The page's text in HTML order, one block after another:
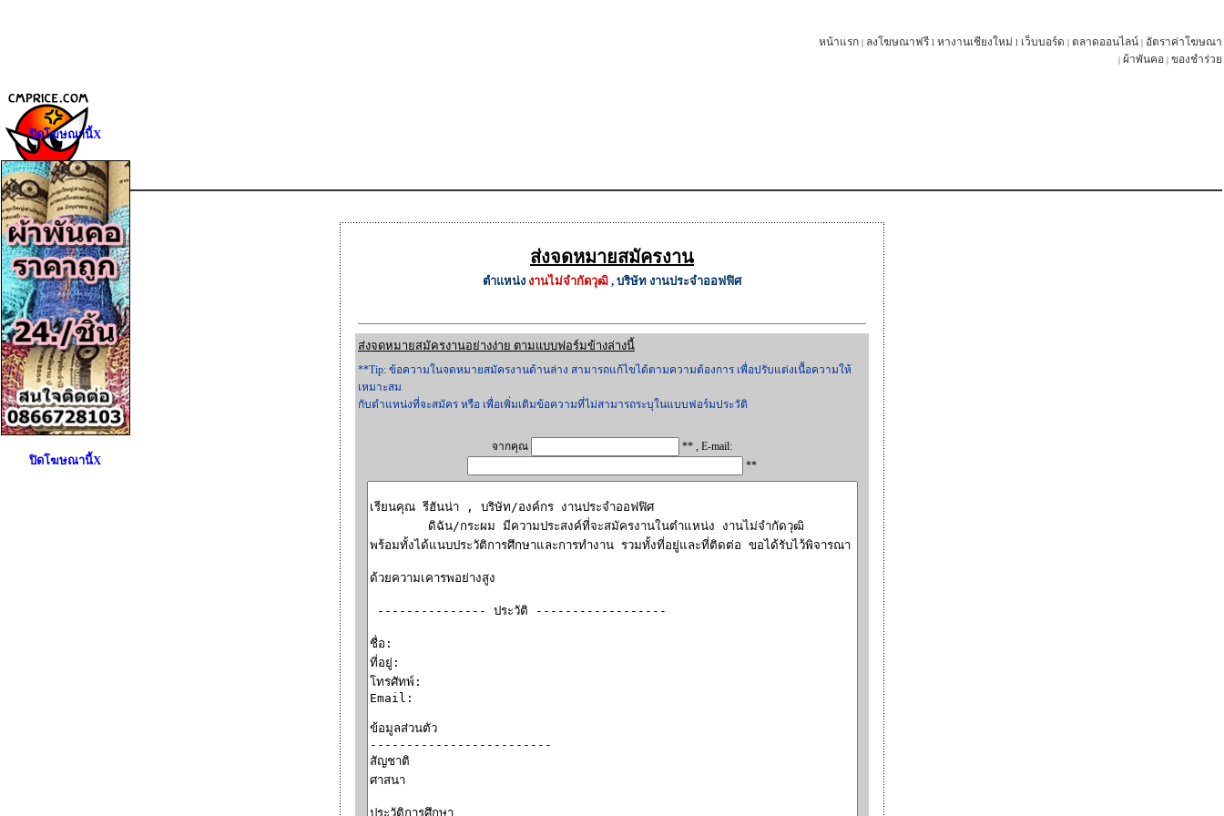
หน้าแรก | ลงโฆษณาฟรี l หางานเชียงใหม่ l เว็บบอร์ด | ตลาดออนไลน์ | อัตราค่าโฆษณา
| ผ้าพันคอ | ของชำร่วย
ส่งจดหมายสมัครงาน
ตำแหน่ง งานไม่จำกัดวุฒิ , บริษัท งานประจำออฟฟิศ
ส่งจดหมายสมัครงานอย่างง่าย ตามแบบฟอร์มข้างล่างนี้
**Tip: ข้อความในจดหมายสมัครงานด้านล่าง สามารถแก้ไขได้ตามความต้องการ เพื่อปรับแต่งเนื้อความให้
เหมาะสม
กับตำแหน่งที่จะสมัคร หรือ เพื่อเพิ่มเติมข้อความที่ไม่สามารถระบุในแบบฟอร์มประวัติ
จากคุณ
** , E-mail:
**
ปิดโฆษณานี้X
ปิดโฆษณานี้X